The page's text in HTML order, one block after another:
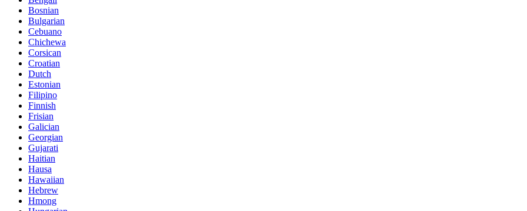
Bosnian
Bulgarian
Cebuano
Chichewa
Corsican
Croatian
Dutch
Estonian
Filipino
Finnish
Frisian
Galician
Georgian
Gujarati
Haitian
Hausa
Hawaiian
Hebrew
Hmong